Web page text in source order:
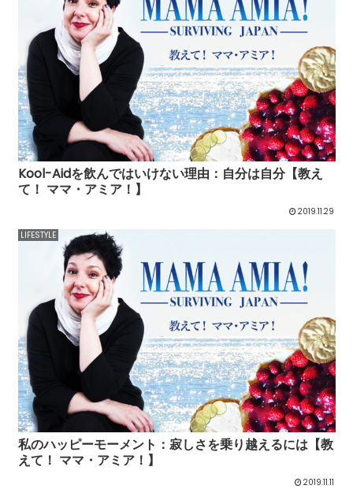
Kool-Aidを飲んではいけない理由：自分は自分【教え
て！ ママ・アミア！】
2019.11.29
LIFESTYLE
私のハッピーモーメント：寂しさを乗り越えるには【教
えて！ ママ・アミア！】
2019.11.11